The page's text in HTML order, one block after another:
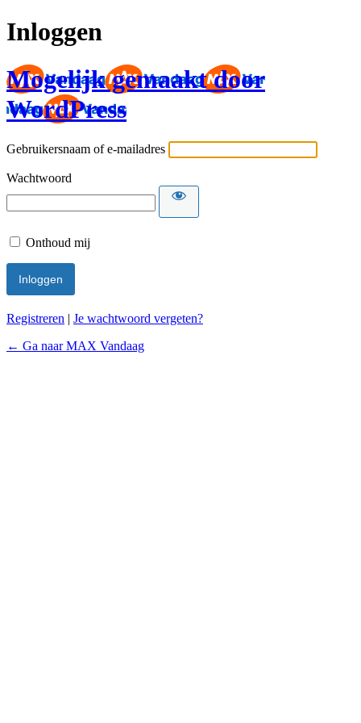
Inloggen
Mogelijk gemaakt door
WordPress
Gebruikersnaam of e-mailadres
Wachtwoord
Onthoud mij
Registreren | Je wachtwoord vergeten?
← Ga naar MAX Vandaag